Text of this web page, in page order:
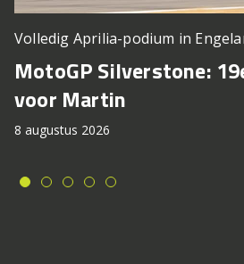
Volledig Aprilia-podium in
MotoGP Silverstone:
voor Martin
8 augustus 2026